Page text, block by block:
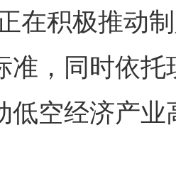
积极推动制
准，同时依
低空经济产
素超标问题”